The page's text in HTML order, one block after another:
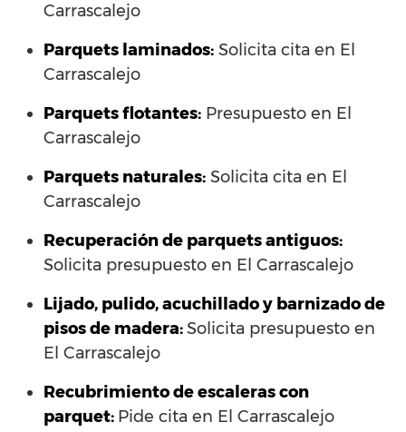
Carrascalejo
Parquets laminados: Solicita cita en El
Carrascalejo
Parquets flotantes: Presupuesto en El
Carrascalejo
Parquets naturales: Solicita cita en El
Carrascalejo
Recuperación de parquets antiguos:
Solicita presupuesto en El Carrascalejo
Lijado, pulido, acuchillado y barnizado de
pisos de madera:Solicita presupuesto en
El Carrascalejo
Recubrimiento de escaleras con
parquet: Pide cita en El Carrascalejo